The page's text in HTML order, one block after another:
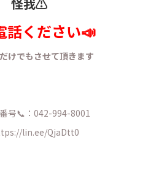
話ください📣
けでもさせて頂きます
号📞：042-994-8001
lin.ee/QjaDtt0